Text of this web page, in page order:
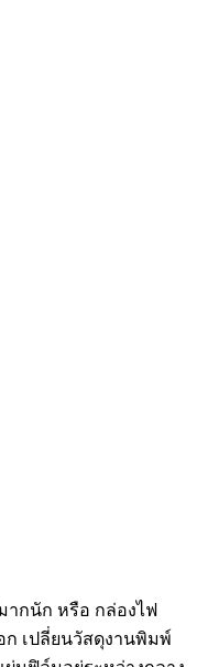
กนัก หรือ กล่องไฟ
ก เปลี่ยนวัสดุงานพิมพ์